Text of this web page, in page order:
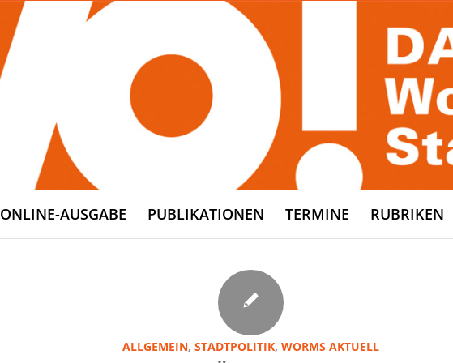
ONLINE-AUSGABE PUBLIKATIONEN TERMINE RUBRIKEN
ALLGEMEIN, STADTPOLITIK, WORMS AKTUELL